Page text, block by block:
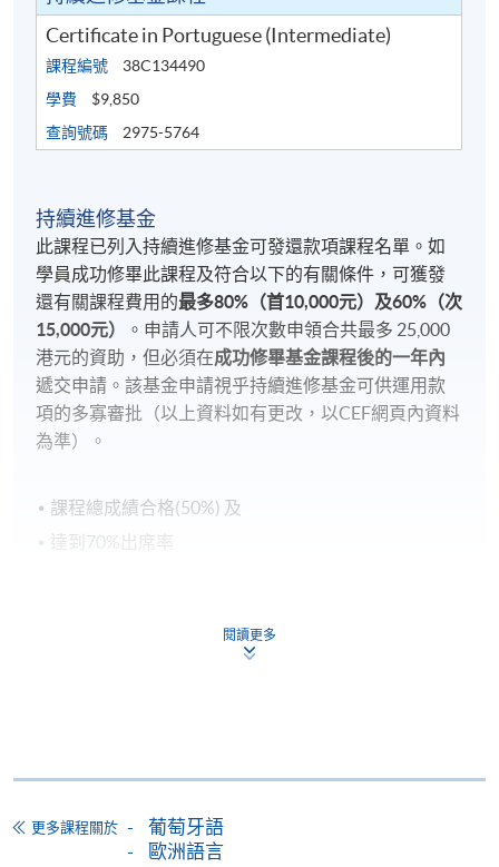
Certificate in Portuguese (Intermediate)
課程編號
38C134490
學費
$9,850
查詢號碼
2975-5764
持續進修基金
此課程已列入持續進修基金可發還款項課程名單。如
學員成功修畢此課程及符合以下的有關條件，可獲發
還有關課程費用的最多80% （首10,000元）及60% （次
15,000元）
。申請人可不限次數申領合共最多 25,000
港元的資助，但必須在成功修畢基金課程後的一年內
遞交申請。該基金申請視乎持續進修基金可供運用款
項的多寡審批（以上資料如有更改，以CEF網頁內資料
為準）。
課程總成績合格(50%) 及
達到70%出席率
www.wfsfaa.gov.hk/cef/
。若對該基金有任何查詢，可致
本課程已加入持續進修基金可獲發還款項課程名單內
Certificate in Portuguese (Intermediate)
本課程在資歴架構下獲得認可 (資歴架構第2級)
閱讀更多
更多課程關於
葡萄牙語
歐洲語言